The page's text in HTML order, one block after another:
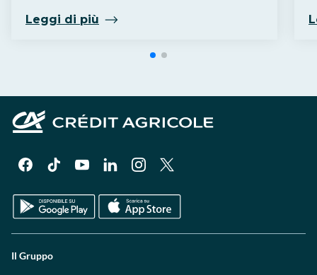
Leggi di più
Il Gruppo